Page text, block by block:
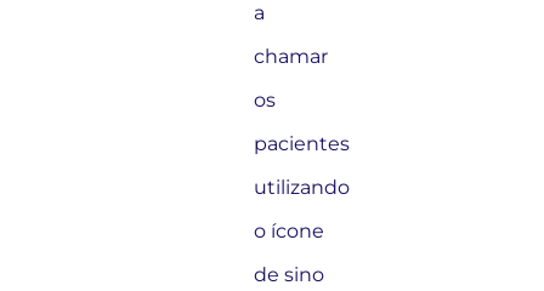
a
chamar
os
pacientes
utilizando
o ícone
de sino